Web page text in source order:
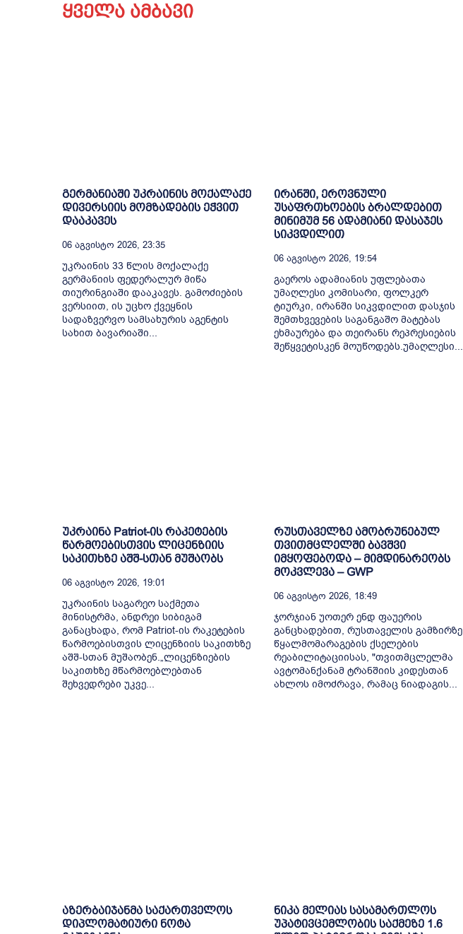
ყველა ამბავი
გერმანიაში უკრაინის მოქალაქე
დივერსიის მომზადების ეჭვით
დააკავეს
06 Აგვისტო 2026, 23:35
უკრაინის 33 წლის მოქალაქე
გერმანიის ფედერალურ მიწა
თიურინგიაში დააკავეს. გამოძიების
ვერსიით, ის უცხო ქვეყნის
სადაზვერვო სამსახურის აგენტის
სახით ბავარიაში...
ირანში, ეროვნული
უსაფრთხოების ბრალდებით
მინიმუმ 56 ადამიანი დასაჯეს
სიკვდილით
06 Აგვისტო 2026, 19:54
გაეროს ადამიანის უფლებათა
უმაღლესი კომისარი, ფოლკერ
ტიურკი, ირანში სიკვდილით დასჯის
შემთხვევების საგანგაშო მატებას
ეხმაურება და თეირანს რეპრესიების
შეწყვეტისკენ მოუწოდებს.უმაღლესი...
უკრაინა Patriot-ის რაკეტების
წარმოებისთვის ლიცენზიის
საკითხზე აშშ-სთან მუშაობს
06 Აგვისტო 2026, 19:01
უკრაინის საგარეო საქმეთა
მინისტრმა, ანდრეი სიბიგამ
განაცხადა, რომ Patriot-ის რაკეტების
წარმოებისთვის ლიცენზიის საკითხზე
აშშ-სთან მუშაობენ.„ლიცენზიების
საკითხზე მწარმოებლებთან
შეხვედრები უკვე...
რუსთაველზე ამობრუნებულ
თვითმცლელში ბავშვი
იმყოფებოდა – მიმდინარეობს
მოკვლევა – GWP
06 Აგვისტო 2026, 18:49
ჯორჯიან უოთერ ენდ ფაუერის
განცხადებით, რუსთაველის გამზირზე
წყალმომარაგების ქსელების
რეაბილიტაციისას, "თვითმცლელმა
ავტომანქანამ ტრანშიის კიდესთან
ახლოს იმოძრავა, რამაც ნიადაგის...
აზერბაიჯანმა საქართველოს
დიპლომატიური ნოტა
ნიკა მელიას სასამართლოს
უპატივცემლობის საქმეზე 1.6